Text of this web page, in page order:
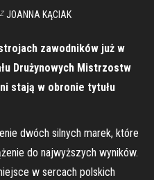
JOANNA KĄCIAK
zawodników już w
Drużynowych Mistrzostw
stają w obronie tytułu
dwóch silnych marek, które
do najwyższych wyników.
w sercach polskich